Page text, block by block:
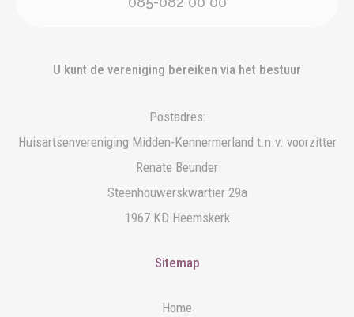
U kunt de vereniging bereiken via het bestuur
Postadres:
Huisartsenvereniging Midden-Kennermerland t.n.v. voorzitter
Renate Beunder
Steenhouwerskwartier 29a
1967 KD Heemskerk
Sitemap
Home